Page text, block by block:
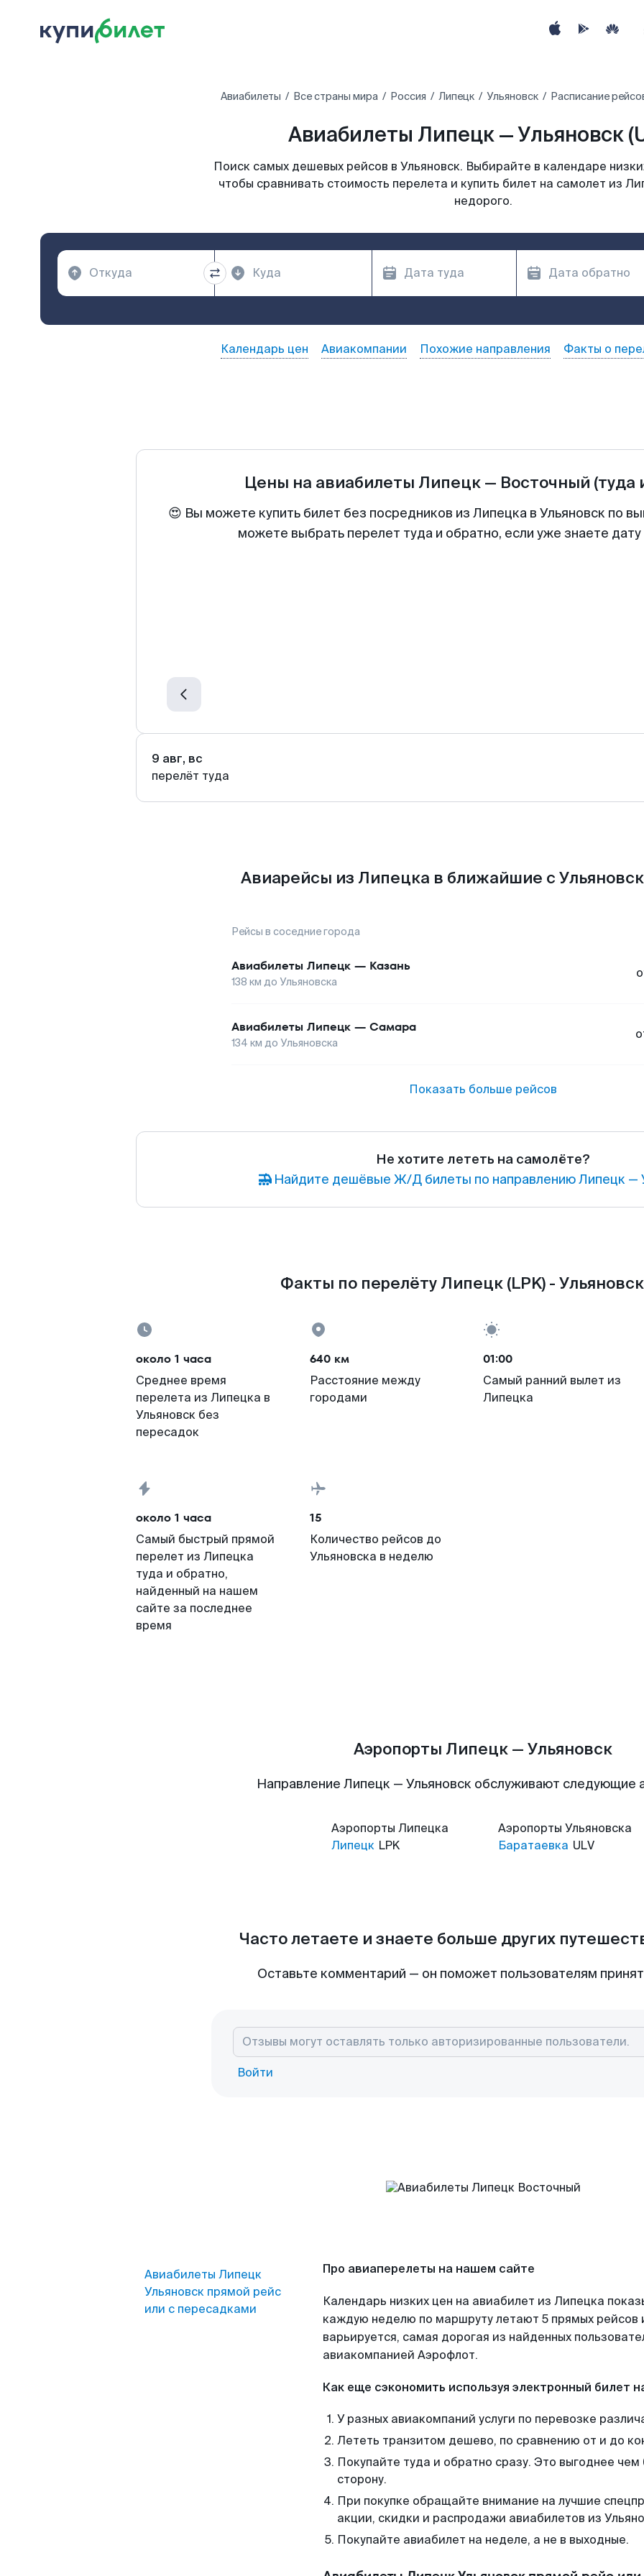
Авиабилеты Все страны мира Россия Липецк Ульяновск Расписание
Авиабилеты Липецк — Ульяновск
Поиск самых дешевых рейсов в Ульяновск. Выбирайте в календаре
чтобы сравнивать стоимость перелета и купить билет на самолет из
недорого.
Календарь цен Авиакомпании Похожие направления Факты о
Цены на авиабилеты Липецк— Восточный (туда
😍 Вы можете купить билет без посредников из Липецка в Ульяновск по
можете выбрать перелет туда и обратно, если уже знаете
9 авг, вс
перелёт туда
Авиарейсы из Липецка в ближайшие с
Рейсы в соседние города
Авиабилеты Липецк — Казань
138 км до Ульяновска
Авиабилеты Липецк — Самара
134 км до Ульяновска
Показать больше рейсов
Не хотите лететь на самолёте?
Найдите дешёвые Ж/Д билеты по направлению Липецк —
Факты по перелёту Липецк (LPK) - Ульяновск
около 1 часа
Среднее время
перелета из Липецка в
Ульяновск без
пересадок
640 км
Расстояние между
городами
01:00
Самый ранний вылет из
Липецка
около 1 часа
Самый быстрый прямой
перелет из Липецка
туда и обратно,
найденный на нашем
сайте за последнее
время
15
Количество рейсов до
Ульяновска в неделю
Аэропорты Липецк — Ульяновск
Направление Липецк — Ульяновск обслуживают следующие
Аэропорты Липецка
Липецк LPK
Аэропорты Ульяновска
Баратаевка ULV
Часто летаете и знаете больше других
Оставьте комментарий — он поможет пользователям
Войти
Авиабилеты Липецк
Ульяновск прямой рейс
или с пересадками
Про авиаперелеты на нашем сайте
Календарь низких цен на авиабилет из Липецка
каждую неделю по маршруту летают 5 прямых рейсов
варьируется, самая дорогая из найденных
авиакомпанией Аэрофлот.
Как еще сэкономить используя электронный билет
У разных авиакомпаний услуги по перевозке
Лететь транзитом дешево, по сравнению от и до
Покупайте туда и обратно сразу. Это выгоднее
сторону.
При покупке обращайте внимание на лучшие
акции, скидки и распродажи авиабилетов из
Покупайте авиабилет на неделе, а не в выходные.